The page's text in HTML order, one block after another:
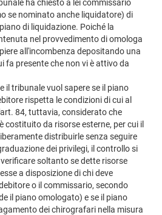
ha chiesto a lei commissario
se nominato anche liquidatore) di
di liquidazione. Poiché la
nel provvedimento di omologa
all'incombenza depositando una
fa presente che non vi è attivo da
il tribunale vuol sapere se il piano
rispetta le condizioni di cui al
84, tuttavia, considerato che
costituito da risorse esterne, per cui il
distribuirle senza seguire
dei privilegi, il controllo si
soltanto se dette risorse
a disposizione di chi deve
o il commissario, secondo
il piano omologato) e se il piano
dei chirografari nella misura